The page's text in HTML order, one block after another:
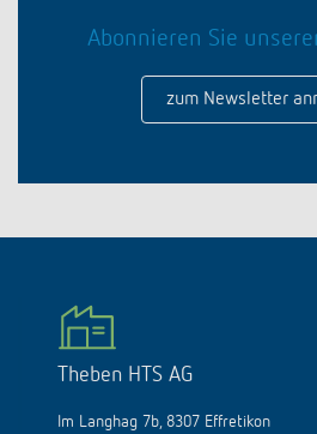
Abonnieren Sie
zum Newsletter
Theben HTS AG
Im Langhag 7b, 8307 Effretikon